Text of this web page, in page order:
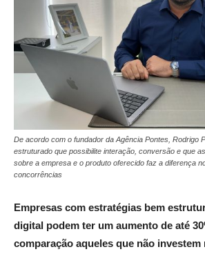
De acordo com o fundador da Agência Pontes, Rodrigo
estruturado que possibilite interação, conversão e que
sobre a empresa e o produto oferecido faz a diferença
concorrências
Empresas com estratégias bem
digital podem ter um aumento de até
comparação aqueles que não investem